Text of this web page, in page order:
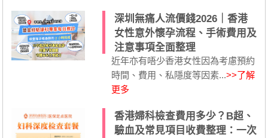
深圳無痛人流價錢2026｜香港
女性意外懷孕流程、手術費用及
注意事項全面整理
近年亦有唔少香港女性因為考慮預約
時間、費用、私隱度等因素...>>了解
更多
香港婦科檢查費用多少？B超、
驗血及常見項目收費整理：一次